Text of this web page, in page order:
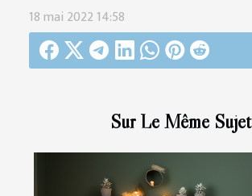
Sur Le Même Sujet
18 mai 2022 14:58